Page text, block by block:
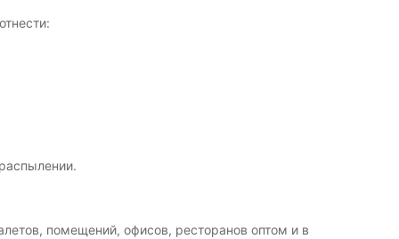
помещений, офисов, ресторанов оптом и в